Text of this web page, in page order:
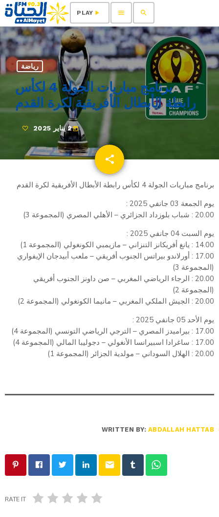
search
menu
play_arrow
PLAY
رياضة
برنامج مباريات الجولة 4 لكأس
رابطة الأبطال الأفريقية لكرة القدم
today2 يناير 2025
share
email
برنامج مباريات الجولة 4 لكأس رابطة الأبطال الأفريقية لكرة القدم
يوم الجمعة 03 جانفي 2025 :
20.00 : شباب بلوزداد الجزائري – الأهلي المصري (المجموعة 3)
يوم السبت 04 جانفي 2025 :
14.00 : يانغ أفريكانز التنزاني – مازيمبي الكونغولي (المجموعة 1)
17.00 : أورلاندو بيراتس الجنوب أفريقي – ملعب أبيدجان الإيفواري
(المجموعة 3)
20.00 : الرجاء الرياضي المغربي – صن داونز الجنوب أفريقي
(المجموعة 2)
20.00 : الجيش الملكي المغربي – مانيما الكونغولي (المجموعة 2)
يوم الأحد 05 جانفي 2025 :
17.00 : بيراميدز المصري – الترجي الرياضي التونسي (المجموعة 4)
17.00 : ساغرادا اسبيرانسا الأنغولي – دجوليبا المالي (المجموعة 4)
20.00 : الهلال السوداني – مولدية الجزائر (المجموعة 1)
WRITTEN BY:ABDALLAH HATTAB
email
RATE IT